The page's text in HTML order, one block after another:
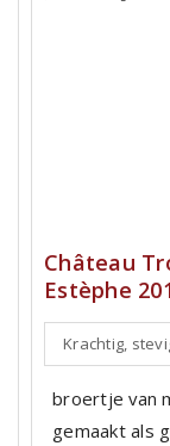
Château
Estèphe
Krachtig,
broertje van
gemaakt als